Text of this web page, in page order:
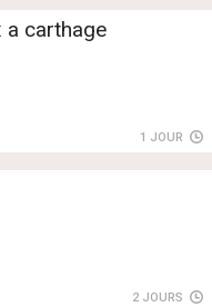
a carthage
1 JOUR
2 JOURS